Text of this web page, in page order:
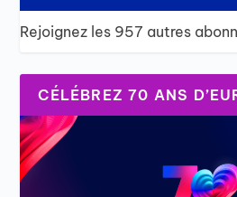
Rejoignez les 957 autres
CÉLÉBREZ 70 ANS